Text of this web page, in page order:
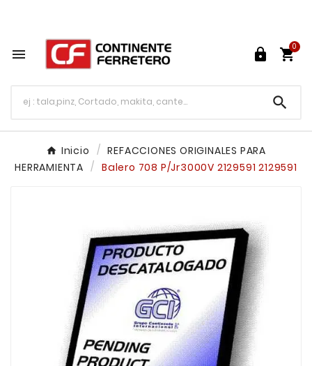
  
0

Inicio
REFACCIONES ORIGINALES PARA
HERRAMIENTA
Balero 708 P/Jr3000V 2129591 2129591